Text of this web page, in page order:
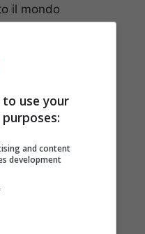
il mondo
Dopo
use your
and content
development